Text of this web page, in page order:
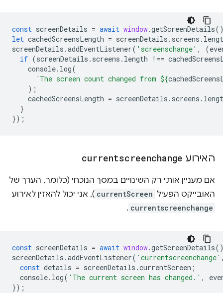
const screenDetails = await window.getScreenDetails
let cachedScreensLength = screenDetails . screens .
screenDetails .addEventListener( 'screenschange' , (
if (screenDetails . screens . length !==
console. log(
`The screen count changed from ${
);
cachedScreensLength = screenDetails . screens .
}
});
האירוע currentscreenchange
אם מעניין אותי רק השינויים במסך הנוכחי (כלומר, הערך של
האובייקט הפעיל currentScreen ), אני יכול להאזין לאירוע
currentscreenchange
.
const screenDetails = await window.getScreenDetails
screenDetails .addEventListener( 'currentscreenchange'
const details = screenDetails .currentScreen ;
console. log( 'The current screen has changed.' ,
});